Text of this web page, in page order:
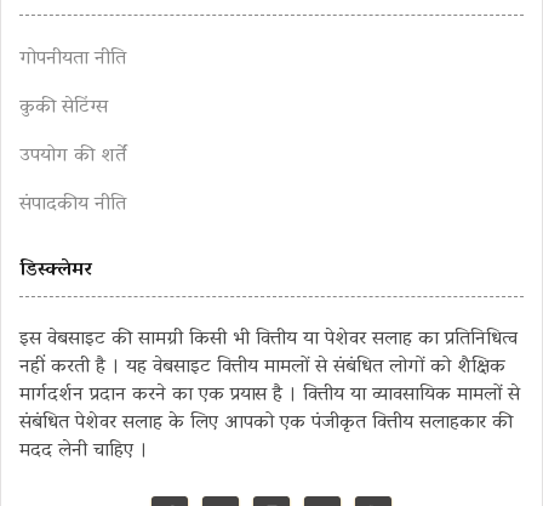
गोपनीयता नीति
कुकी सेटिंग्स
उपयोग की शर्तें
संपादकीय नीति
डिस्क्लेमर
इस वेबसाइट की सामग्री किसी भी वित्तीय या पेशेवर सलाह का प्रतिनिधित्व
नहीं करती है । यह वेबसाइट वित्तीय मामलों से संबंधित लोगों को शैक्षिक
मार्गदर्शन प्रदान करने का एक प्रयास है । वित्तीय या व्यावसायिक मामलों से
संबंधित पेशेवर सलाह के लिए आपको एक पंजीकृत वित्तीय सलाहकार की
मदद लेनी चाहिए ।